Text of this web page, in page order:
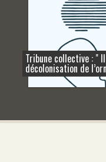
Tribune collective : "
décolonisation de